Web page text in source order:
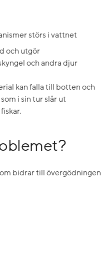
störs i vattnet
och utgör
och andra djur
kan falla till botten och
i sin tur slår ut
bidrar till övergödningen